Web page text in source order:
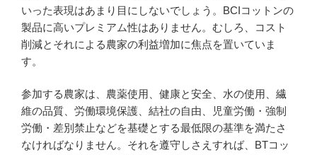
いった表現はあまり目にしないでしょう。BCIコットンの
製品に高いプレミアム性はありません。むしろ、コスト
削減とそれによる農家の利益増加に焦点を置いていま
す。
参加する農家は、農薬使用、健康と安全、水の使用、繊
維の品質、労働環境保護、結社の自由、児童労働・強制
労働・差別禁止などを基礎とする最低限の基準を満たさ
なければなりません。それを遵守しさえすれば、BTコッ